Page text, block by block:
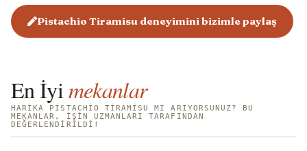
Pistachio Tiramisu deneyimini bizimle paylaş
En İyimekanlar
HARIKA PISTACHIO TIRAMISU MI ARIYORSUNUZ? BU
MEKANLAR, IŞIN UZMANLARI TARAFINDAN
DEĞERLENDIRILDI!